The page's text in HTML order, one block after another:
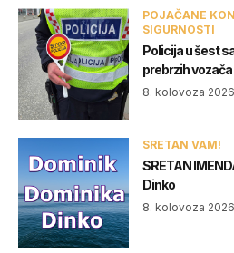
POJAČANE
SIGURNOSTI
Policija u šest
prebrzih vozača
8. kolovoza
SRETAN VAM!
SRETAN
Dinko
8. kolovoza